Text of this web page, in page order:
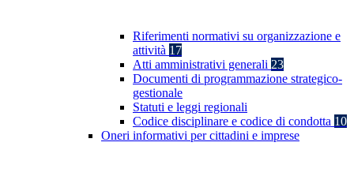
Riferimenti normativi su organizzazione e
attività 17
Atti amministrativi generali 23
Documenti di programmazione strategico-
gestionale
Statuti e leggi regionali
Codice disciplinare e codice di condotta 10
Oneri informativi per cittadini e imprese